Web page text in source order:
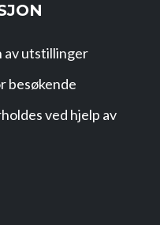
av utstillinger
besøkende
ved hjelp av